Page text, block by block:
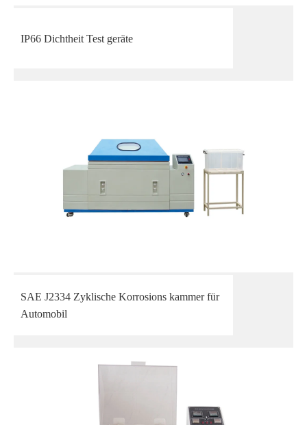
IP66 Dichtheit Test geräte
SAE J2334 Zyklische Korrosions kammer für
Automobil